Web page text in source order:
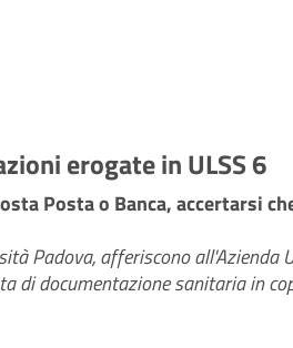
erogate in ULSS 6
Posta o Banca, accertarsi
Padova, afferiscono all'Azienda
documentazione sanitaria in